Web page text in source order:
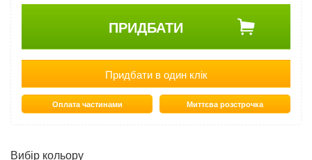
ПРИДБАТИ
Придбати в один клік
Оплата частинами Миттєва розстрочка
Вибір кольору